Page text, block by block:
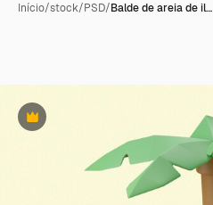
Início/stock/PSD/Balde de areia de il…
Premium